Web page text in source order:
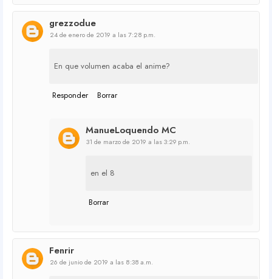
grezzodue
24 de enero de 2019 a las 7:28 p.m.
En que volumen acaba el anime?
Responder Borrar
ManueLoquendo MC
31 de marzo de 2019 a las 3:29 p.m.
en el 8
Borrar
Fenrir
26 de junio de 2019 a las 8:38 a.m.